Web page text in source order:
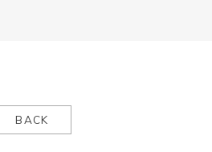
BACK